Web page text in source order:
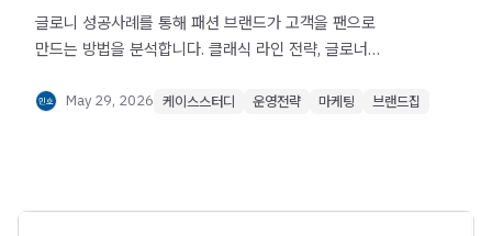
글로니 성공사례를 통해 패션 브랜드가 고객을 팬으로
만드는 방법을 분석합니다. 클래식 라인 전략, 글로너
고객 중심 브랜드 운영과 성장 전략을 확인해보세요.
May 29, 2026 케이스스터디 운영전략 마케팅 브랜드집